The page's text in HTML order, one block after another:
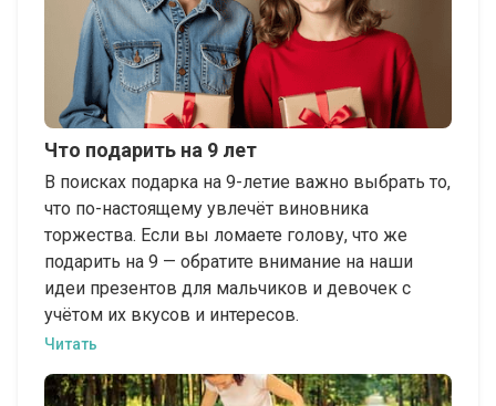
Что подарить на 9 лет
В поисках подарка на 9-летие важно выбрать то,
что по-настоящему увлечёт виновника
торжества. Если вы ломаете голову, что же
подарить на 9 — обратите внимание на наши
идеи презентов для мальчиков и девочек с
учётом их вкусов и интересов.
Читать